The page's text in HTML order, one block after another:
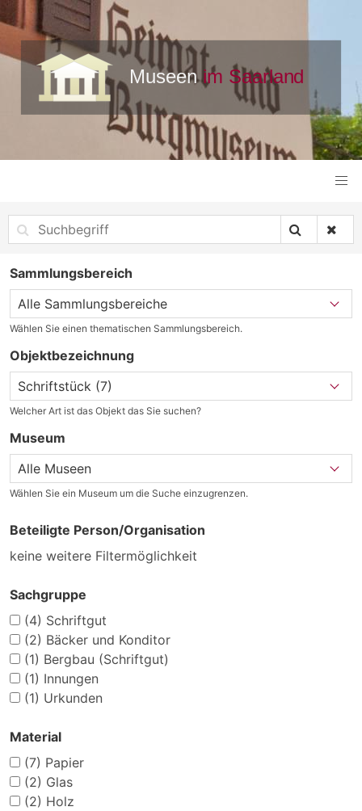
Sammlungsbereich
Wählen Sie einen thematischen Sammlungsbereich.
Objektbezeichnung
Welcher Art ist das Objekt das Sie suchen?
Museum
Wählen Sie ein Museum um die Suche einzugrenzen.
Beteiligte Person/Organisation
keine weitere Filtermöglichkeit
Sachgruppe
(4) Schriftgut
(2) Bäcker und Konditor
(1) Bergbau (Schriftgut)
(1) Innungen
(1) Urkunden
Material
(7) Papier
(2) Glas
(2) Holz